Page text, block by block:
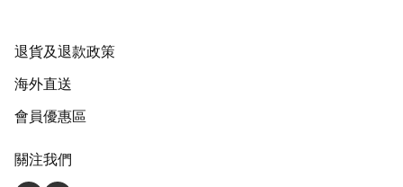
退貨及退款政策
海外直送
會員優惠區
關注我們